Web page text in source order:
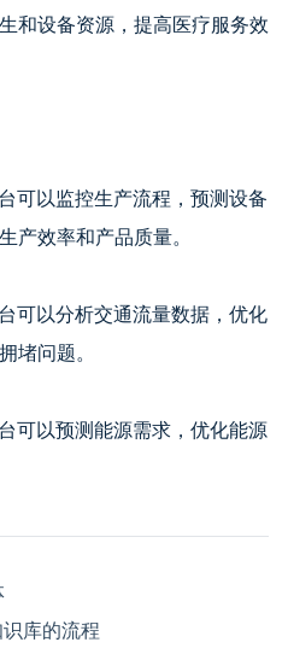
和设备资源，提高医疗服务效
可以监控生产流程，预测设备
产效率和产品质量。
可以分析交通流量数据，优化
堵问题。
可以预测能源需求，优化能源
库的流程